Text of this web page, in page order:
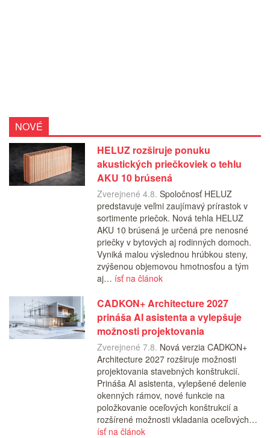
NOVÉ
HELUZ rozširuje ponuku
akustických priečkoviek o tehlu
AKU 10 brúsená
Zverejnené 4.8. Spoločnosť HELUZ
predstavuje veľmi zaujímavý prírastok v
sortimente priečok. Nová tehla HELUZ
AKU 10 brúsená je určená pre nenosné
priečky v bytových aj rodinných domoch.
Vyniká malou výslednou hrúbkou steny,
zvýšenou objemovou hmotnosťou a tým
aj… ísť na článok
CADKON+ Architecture 2027
prináša AI asistenta a vylepšuje
možnosti projektovania
Zverejnené 7.8. Nová verzia CADKON+
Architecture 2027 rozširuje možnosti
projektovania stavebných konštrukcií.
Prináša AI asistenta, vylepšené delenie
okenných rámov, nové funkcie na
položkovanie oceľových konštrukcií a
rozšírené možnosti vkladania oceľových…
ísť na článok